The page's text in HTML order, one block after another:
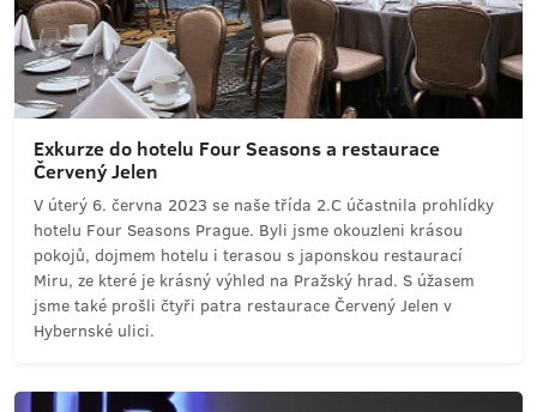
Exkurze do hotelu Four Seasons a restaurace
Červený Jelen
V úterý 6. června 2023 se naše třída 2.C účastnila prohlídky
hotelu Four Seasons Prague. Byli jsme okouzleni krásou
pokojů, dojmem hotelu i terasou s japonskou restaurací
Miru, ze které je krásný výhled na Pražský hrad. S úžasem
jsme také prošli čtyři patra restaurace Červený Jelen v
Hybernské ulici.